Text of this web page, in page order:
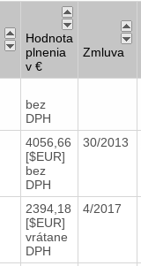
Hodnota
plnenia
v €
Zmluva
bez
DPH
4056,66
[$EUR]
bez
DPH
30/2013
2394,18
[$EUR]
vrátane
DPH
4/2017